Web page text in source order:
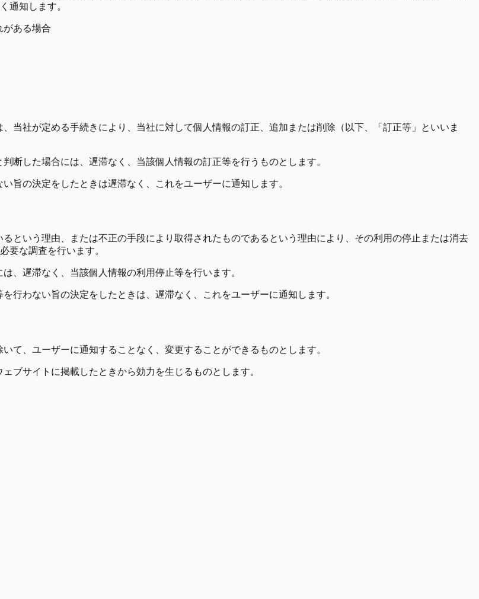
通知します。
がある場合
当社が定める手続きにより、当社に対して個人情報の訂正、追加または削除（以下、「訂正等」といいま
断した場合には、遅滞なく、当該個人情報の訂正等を行うものとします。
旨の決定をしたときは遅滞なく、これをユーザーに通知します。
という理由、または不正の手段により取得されたものであるという理由により、その利用の停止または消去
要な調査を行います。
、遅滞なく、当該個人情報の利用停止等を行います。
行わない旨の決定をしたときは、遅滞なく、これをユーザーに通知します。
て、ユーザーに通知することなく、変更することができるものとします。
ブサイトに掲載したときから効力を生じるものとします。